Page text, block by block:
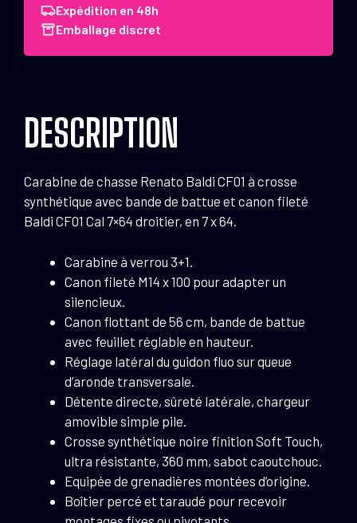
chasse
Renato
synthétique
avec
de
battue
et
fileté
-
x
64
Expédition en 48h
Emballage discret
DESCRIPTION
Carabine de chasse Renato Baldi CF01 à crosse
synthétique avec bande de battue et canon fileté
Baldi CF01 Cal 7×64 droitier, en 7 x 64.
Carabine à verrou 3+1.
Canon fileté M14 x 100 pour adapter un
silencieux.
Canon flottant de 56 cm, bande de battue
avec feuillet réglable en hauteur.
Réglage latéral du guidon fluo sur queue
d’aronde transversale.
Détente directe, sûreté latérale, chargeur
amovible simple pile.
Crosse synthétique noire finition Soft Touch,
ultra résistante, 360 mm, sabot caoutchouc.
Equipée de grenadières montées d’origine.
Boîtier percé et taraudé pour recevoir